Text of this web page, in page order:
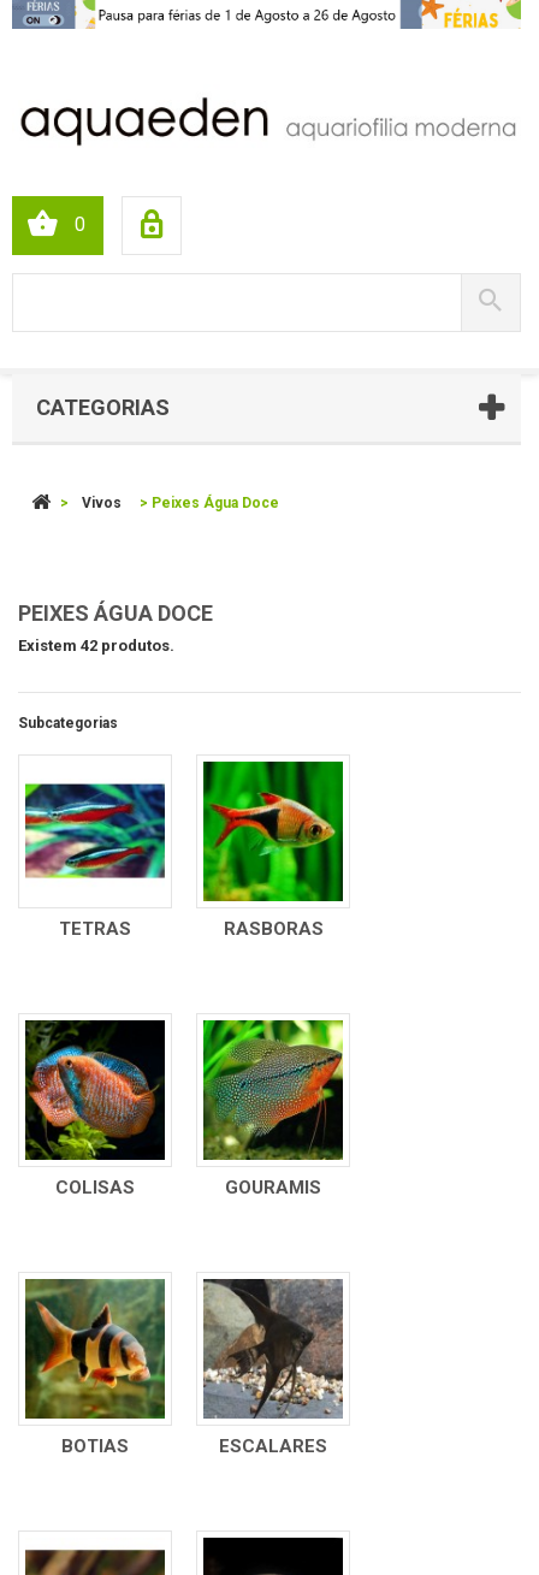
0
CATEGORIAS
> Vivos > Peixes Água Doce
PEIXES ÁGUA DOCE
Existem 42 produtos.
Subcategorias
TETRAS RASBORAS
COLISAS GOURAMIS
BOTIAS ESCALARES